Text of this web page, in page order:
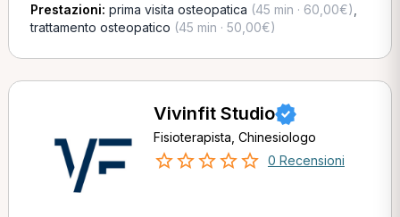
Prestazioni: prima visita osteopatica (45 min · 60,00€)
trattamento osteopatico (45 min · 50,00€)
Vivinfit Studio
Fisioterapista, Chinesiologo
0 Recensioni